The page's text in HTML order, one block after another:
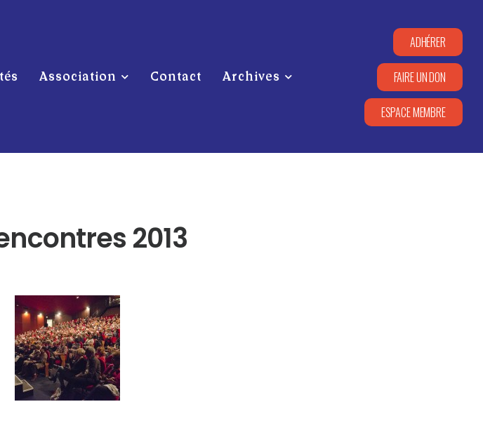
Association Contact Archives
ADHÉRER
FAIRE UN DON
ESPACE MEMBRE
2013